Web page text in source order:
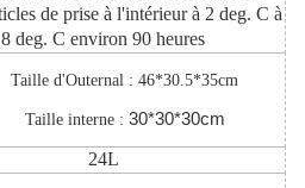
de prise à l'intérieur à 2 deg. C à
8 deg. C environ 90 heures
Taille d'Outernal : 46*30.5*35cm
Taille interne : 30*30*30cm
24L